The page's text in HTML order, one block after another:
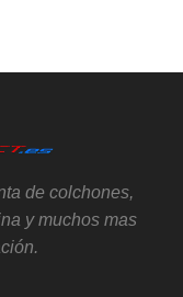
de colchones,
y muchos mas